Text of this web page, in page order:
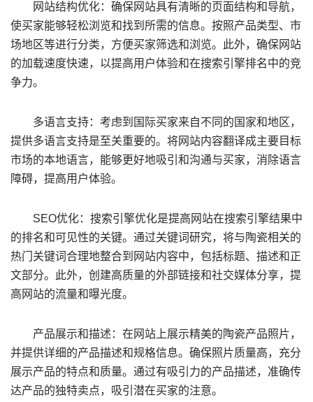
网站结构优化：确保网站具有清晰的页面结构和导航，
使买家能够轻松浏览和找到所需的信息。按照产品类型、市
场地区等进行分类，方便买家筛选和浏览。此外，确保网站
的加载速度快速，以提高用户体验和在搜索引擎排名中的竞
争力。
多语言支持：考虑到国际买家来自不同的国家和地区，
提供多语言支持是至关重要的。将网站内容翻译成主要目标
市场的本地语言，能够更好地吸引和沟通与买家，消除语言
障碍，提高用户体验。
SEO优化：搜索引擎优化是提高网站在搜索引擎结果中
的排名和可见性的关键。通过关键词研究，将与陶瓷相关的
热门关键词合理地整合到网站内容中，包括标题、描述和正
文部分。此外，创建高质量的外部链接和社交媒体分享，提
高网站的流量和曝光度。
产品展示和描述：在网站上展示精美的陶瓷产品照片，
并提供详细的产品描述和规格信息。确保照片质量高，充分
展示产品的特点和质量。通过有吸引力的产品描述，准确传
达产品的独特卖点，吸引潜在买家的注意。